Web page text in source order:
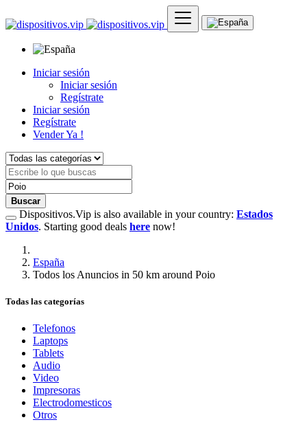
Iniciar sesión
Iniciar sesión
Regístrate
Iniciar sesión
Regístrate
Vender Ya !
Buscar
Dispositivos.Vip is also available in your country: Estados
Unidos. Starting good deals here now!
España
Todos los Anuncios in 50 km around Poio
Todas las categorías
Telefonos
Laptops
Tablets
Audio
Video
Impresoras
Electrodomesticos
Otros